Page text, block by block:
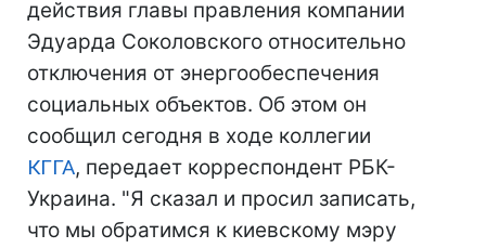
действия главы правления компании
Эдуарда Соколовского относительно
отключения от энергообеспечения
социальных объектов. Об этом он
сообщил сегодня в ходе коллегии
КГГА, передает корреспондент РБК-
Украина. "Я сказал и просил записать,
что мы обратимся к киевскому мэру